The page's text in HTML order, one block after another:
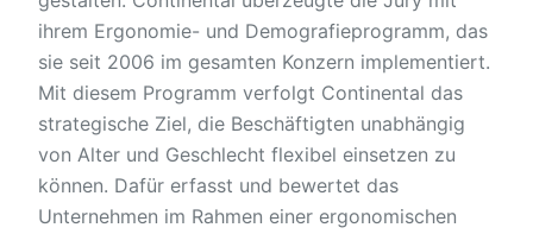
ihrem Ergonomie- und Demografieprogramm, das
sie seit 2006 im gesamten Konzern implementiert.
Mit diesem Programm verfolgt Continental das
strategische Ziel, die Beschäftigten unabhängig
von Alter und Geschlecht flexibel einsetzen zu
können. Dafür erfasst und bewertet das
Unternehmen im Rahmen einer ergonomischen